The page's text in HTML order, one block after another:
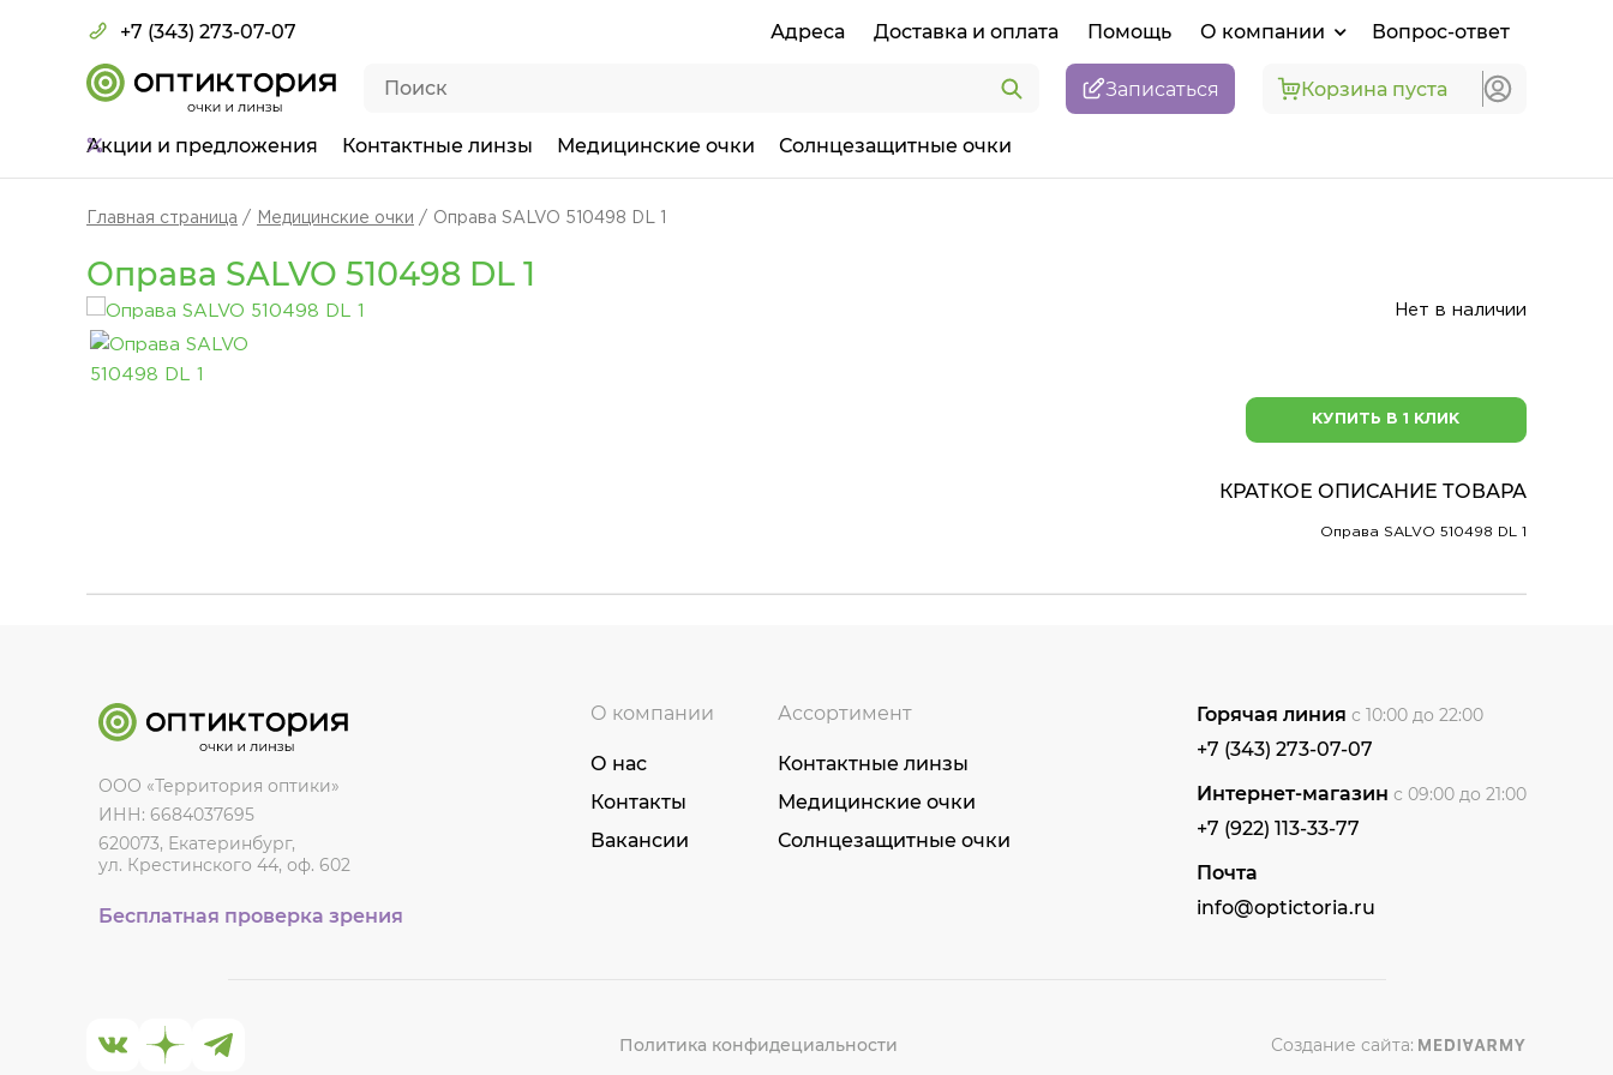
+7 (343) 273-07-07 Адреса Доставка и оплата Помощь О компании Вопрос-ответ
Записаться Корзина пуста
Акции и предложения Контактные линзы Медицинские очки Солнцезащитные очки
Главная страница Медицинские очки Оправа SALVO 510498 DL 1
Оправа SALVO 510498 DL 1
Нет в наличии
КУПИТЬ В 1 КЛИК
КРАТКОЕ ОПИСАНИЕ ТОВАРА
Оправа SALVO 510498 DL 1
ООО «Территория оптики»
ИНН: 6684037695
620073, Екатеринбург,
ул. Крестинского 44, оф. 602
Бесплатная проверка зрения
О компании
О нас
Контакты
Вакансии
Ассортимент
Контактные линзы
Медицинские очки
Солнцезащитные очки
Горячая линия с 10:00 до 22:00
+7 (343) 273-07-07
Интернет-магазин с 09:00 до 21:00
+7 (922) 113-33-77
Почта
info@optictoria.ru
Политика конфидециальности Создание сайта: